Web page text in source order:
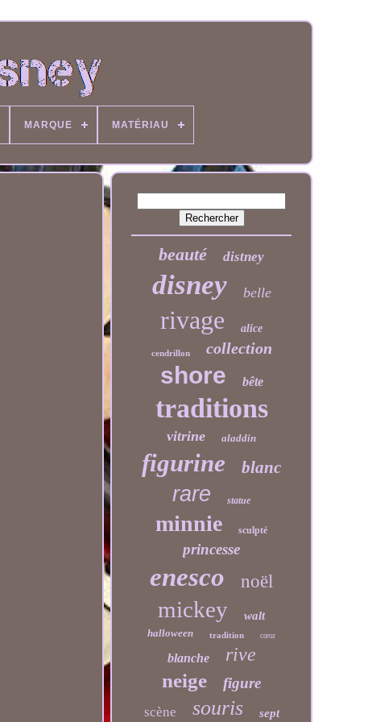
MARQUE MATÉRIAU
beauté distney
disney belle
rivage alice
cendrillon collection
shore bête
traditions
vitrine aladdin
figurine blanc
rare statue
minnie sculpté
princesse
enesco noël
mickey walt
halloween tradition cœur
blanche rive
neige figure
scène souris sept